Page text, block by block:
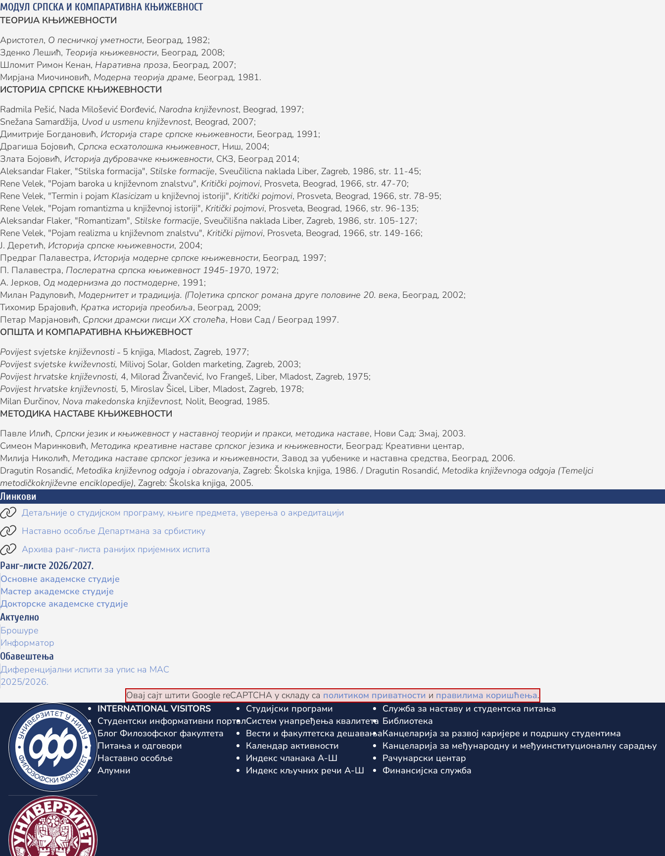
МОДУЛ СРПСКА И КОМПАРАТИВНА КЊИЖЕВНОСТ
ТЕОРИЈА КЊИЖЕВНОСТИ
Аристотел, О песничкој уметности, Београд, 1982;
Зденко Лешић, Теорија књижевности, Београд, 2008;
Шломит Римон Кенан, Наративна проза, Београд, 2007;
Мирјана Миочиновић, Модерна теорија драме, Београд, 1981.
ИСТОРИЈА СРПСКЕ КЊИЖЕВНОСТИ
Radmila Pešić, Nada Milošević Đorđević, Narodna književnost, Beograd, 1997;
Snežana Samardžija, Uvod u usmenu književnost, Beograd, 2007;
Димитрије Богдановић, Историја старе српске књижевности, Београд, 1991;
Драгиша Бојовић, Српска есхатолошка књижевност, Ниш, 2004;
Злата Бојовић, Историја дубровачке књижевности, СКЗ, Београд 2014;
Aleksandar Flaker, "Stilska formacija", Stilske formacije, Sveučilicna naklada Liber, Zagreb, 1986, str. 11-45;
Rene Velek, "Pojam baroka u književnom znalstvu", Kritički pojmovi, Prosveta, Beograd, 1966, str. 47-70;
Rene Velek, "Termin i pojam Klasicizam u književnoj istoriji", Kritički pojmovi, Prosveta, Beograd, 1966, str. 78-95;
Rene Velek, "Pojam romantizma u književnoj istoriji", Kritički pojmovi, Prosveta, Beograd, 1966, str. 96-135;
Aleksandar Flaker, "Romantizam", Stilske formacije, Sveučilišna naklada Liber, Zagreb, 1986, str. 105-127;
Rene Velek, "Pojam realizma u književnom znalstvu", Kritički pijmovi, Prosveta, Beograd, 1966, str. 149-166;
Ј. Деретић, Историја српске књижевности, 2004;
Предраг Палавестра, Историја модерне српске књижевности, Београд, 1997;
П. Палавестра, Послератна српска књижевност 1945-1970, 1972;
А. Јерков, Од модернизма до постмодерне, 1991;
Милан Радуловић, Модернитет и традиција. (По)етика српског романа друге половине 20. века, Београд, 2002;
Тихомир Брајовић, Кратка историја преобиља, Београд, 2009;
Петар Марјановић, Српски драмски писци XX столећа, Нови Сад / Београд 1997.
ОПШТА И КОМПАРАТИВНА КЊИЖЕВНОСТ
Povijest svjetske književnosti ˗ 5 knjiga, Mladost, Zagreb, 1977;
Povijest svjetske kwiževnosti, Milivoj Solar, Golden marketing, Zagreb, 2003;
Povijest hrvatske književnosti, 4, Milorad Živančević, Ivo Frangeš, Liber, Mladost, Zagreb, 1975;
Povijest hrvatske književnosti, 5, Miroslav Šicel, Liber, Mladost, Zagreb, 1978;
Milan Đurčinov, Nova makedonska književnost, Nolit, Beograd, 1985.
МЕТОДИКА НАСТАВЕ КЊИЖЕВНОСТИ
Павле Илић, Српски језик и књижевност у наставној теорији и пракси, методика наставе, Нови Сад: Змај, 2003.
Симеон Маринковић, Методика креативне наставе српског језика и књижевности, Београд: Креативни центар,
Милија Николић, Методика наставе српског језика и књижевности, Завод за уџбенике и наставна средства, Београд, 2006.
Dragutin Rosandić, Metodika književnog odgoja i obrazovanja, Zagreb: Školska knjiga, 1986. / Dragutin Rosandić, Metodika književnoga odgoja (Temeljci
metodičkoknjiževne enciklopedije), Zagreb: Školska knjiga, 2005.
Линкови
 Детаљније о студијском програму, књиге предмета, уверења о акредитацији
 Наставно особље Департмана за србистику
 Архива ранг-листа ранијих пријемних испита
Ранг-листе 2026/2027.
Основне академске студије
Мастер академске студије
Докторске академске студије
Актуелно
Брошуре
Информатор
Обавештења
Диференцијални испити за упис на МАС
2025/2026.
Овај сајт штити Google reCAPTCHA у складу са политиком приватности и правилима коришћења.
INTERNATIONAL VISITORS
Студентски информативни портал
Блог Филозофског факултета
Питања и одговори
Наставно особље
Алумни
Студијски програми
Систем унапређења квалитета
Вести и факултетска дешавања
Календар активности
Индекс чланака А-Ш
Индекс кључних речи А-Ш
Служба за наставу и студентска питања
Библиотека
Канцеларија за развој каријере и подршку студентима
Канцеларијa за међународну и међуинституционалну сарадњу
Рачунарски центар
Финансијска служба